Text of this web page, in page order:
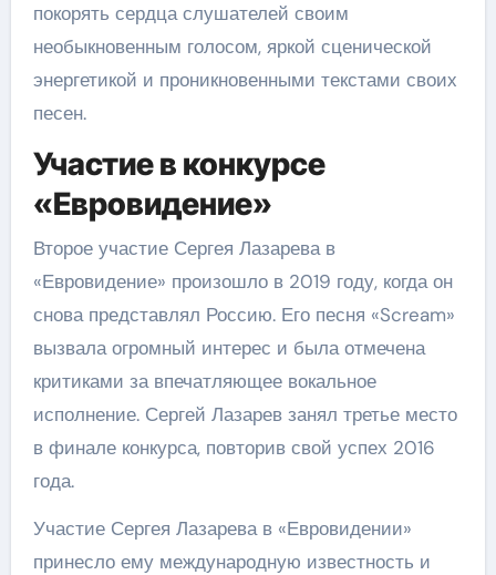
покорять сердца слушателей своим
необыкновенным голосом, яркой сценической
энергетикой и проникновенными текстами своих
песен.
Участие в конкурсе
«Евровидение»
Второе участие Сергея Лазарева в
«Евровидение» произошло в 2019 году, когда он
снова представлял Россию. Его песня «Scream»
вызвала огромный интерес и была отмечена
критиками за впечатляющее вокальное
исполнение. Сергей Лазарев занял третье место
в финале конкурса, повторив свой успех 2016
года.
Участие Сергея Лазарева в «Евровидении»
принесло ему международную известность и